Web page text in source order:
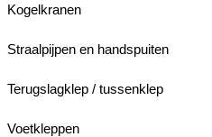
Kogelkranen
Straalpijpen en handspuiten
Terugslagklep / tussenklep
Voetkleppen